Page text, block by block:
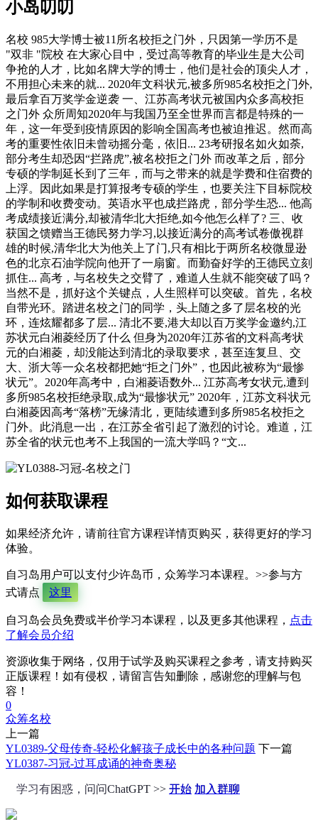
小岛叨叨
名校 985大学博士被11所名校拒之门外，只因第一学历不是
"双非 "院校 在大家心目中，受过高等教育的毕业生是大公司
争抢的人才，比如名牌大学的博士，他们是社会的顶尖人才，
不用担心未来的就... 2020年文科状元,被多所985名校拒之门外,
最后拿百万奖学金逆袭 一、江苏高考状元被国内众多高校拒
之门外 众所周知2020年与我国乃至全世界而言都是特殊的一
年，这一年受到疫情原因的影响全国高考也被迫推迟。然而高
考的重要性依旧未曾动摇分毫，依旧... 23考研报名如火如荼,
部分考生却恐因“拦路虎”,被名校拒之门外 而改革之后，部分
专硕的学制延长到了三年，而与之带来的就是学费和住宿费的
上浮。因此如果是打算报考专硕的学生，也要关注下目标院校
的学制和收费变动。英语水平也成拦路虎，部分学生恐... 他高
考成绩接近满分,却被清华北大拒绝,如今他怎么样了? 三、收
获国之馈赠当王德民努力学习,以接近满分的高考试卷傲视群
雄的时候,清华北大为他关上了门,只有相比于两所名校微显逊
色的北京石油学院向他开了一扇窗。而勤奋好学的王德民立刻
抓住... 高考，与名校失之交臂了，难道人生就不能突破了吗？
当然不是，抓好这个关键点，人生照样可以突破。首先，名校
自带光环。踏进名校之门的同学，头上随之多了层名校的光
环，连炫耀都多了层... 清北不要,港大却以百万奖学金邀约,江
苏状元白湘菱经历了什么 但身为2020年江苏省的文科高考状
元的白湘菱，却没能达到清北的录取要求，甚至连复旦、交
大、浙大等一众名校都把她“拒之门外”，也因此被称为“最惨
状元”。2020年高考中，白湘菱语数外... 江苏高考女状元,遭到
多所985名校拒绝录取,成为“最惨状元” 2020年，江苏文科状元
白湘菱因高考“落榜”无缘清北，更陆续遭到多所985名校拒之
门外。此消息一出，在江苏全省引起了激烈的讨论。难道，江
苏全省的状元也考不上我国的一流大学吗？“文...
如何获取课程
如果经济允许，请前往官方课程详情页购买，获得更好的学习
体验。
自习岛用户可以支付少许岛币，众筹学习本课程。>>参与方
式请点
这里
自习岛会员免费或半价学习本课程，以及更多其他课程， 点击
了解会员介绍
资源收集于网络，仅用于试学及购买课程之参考，请支持购买
正版课程！如有侵权，请留言告知删除，感谢您的理解与包
容！
0
众筹名校
上一篇
YL0389-父母传奇-轻松化解孩子成长中的各种问题 下一篇
YL0387-习冠-过耳成诵的神奇奥秘
学习有困惑，问问ChatGPT >> 开始 加入群聊